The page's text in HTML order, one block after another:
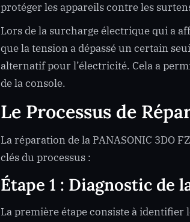
protéger les appareils contre les
Lors de la surcharge électrique qui a
que la tension a dépassé un certain
alternatif pour l’électricité. Cela a
de la console.
Le Processus de
La réparation de la PANASONIC 3DO
clés du processus :
Étape 1 : Diagnostic de
La première étape consiste à identifier